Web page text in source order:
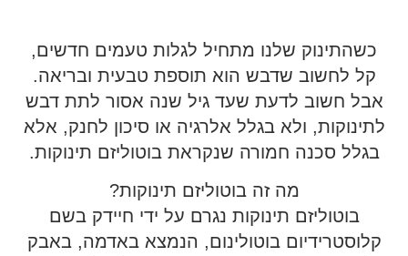
כשהתינוק שלנו מתחיל לגלות טעמים חדשים,
קל לחשוב שדבש הוא תוספת טבעית ובריאה.
אבל חשוב לדעת שעד גיל שנה אסור לתת דבש
לתינוקות, ולא בגלל אלרגיה או סיכון לחנק, אלא
בגלל סכנה חמורה שנקראת בוטוליזם תינוקות.
מה זה בוטוליזם תינוקות?
בוטוליזם תינוקות נגרם על ידי חיידק בשם
קלוסטרידיום בוטולינום, הנמצא באדמה, באבק